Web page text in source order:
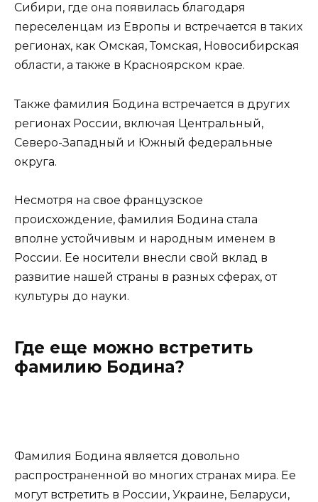
Сибири, где она появилась благодаря
переселенцам из Европы и встречается в таких
регионах, как Омская, Томская, Новосибирская
области, а также в Красноярском крае.
Также фамилия Бодина встречается в других
регионах России, включая Центральный,
Северо-Западный и Южный федеральные
округа.
Несмотря на свое французское
происхождение, фамилия Бодина стала
вполне устойчивым и народным именем в
России. Ее носители внесли свой вклад в
развитие нашей страны в разных сферах, от
культуры до науки.
Где еще можно встретить
фамилию Бодина?
Фамилия Бодина является довольно
распространенной во многих странах мира. Ее
могут встретить в России, Украине, Беларуси,